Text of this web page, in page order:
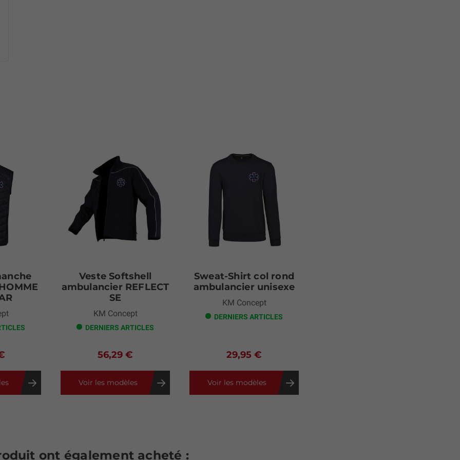
Veste Softshell
ambulancier REFLECT
SE
KM Concept
DERNIERS ARTICLES
56,29 €
Voir les modèles
Sweat-Shirt col rond
ambulancier unisexe
KM Concept
DERNIERS ARTICLES
29,95 €
Voir les modèles
ont également acheté :